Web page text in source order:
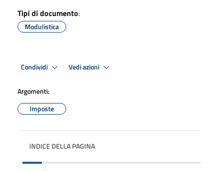
Tipi di documento:
Modulistica
Condividi Vedi azioni
Argomenti:
Imposte
INDICE DELLA PAGINA